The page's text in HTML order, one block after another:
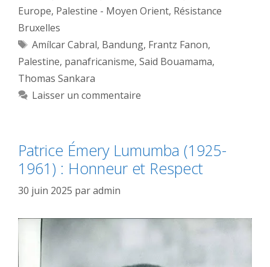
Europe, Palestine - Moyen Orient, Résistance
Bruxelles
Étiquettes
Amílcar Cabral, Bandung, Frantz Fanon,
Palestine, panafricanisme, Said Bouamama,
Thomas Sankara
Laisser un commentaire
Patrice Émery Lumumba (1925-
1961) : Honneur et Respect
30 juin 2025 paradmin